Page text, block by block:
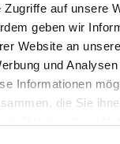
Zugriffe auf unsere
geben wir
Website an
und
Informationen
die Sie
Heimkehr
Egerstraße 2a
Oelsnitz